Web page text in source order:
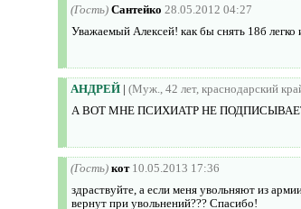
(Гость) Сантейко 28.05.2012 04:27
Уважаемый Алексей! как бы снять 18б легко
АНДРЕЙ | (Муж., 42 лет, краснодарский
А ВОТ МНЕ ПСИХИАТР НЕ
(Гость) кот 10.05.2013 17:36
здраствуйте, а если меня увольняют из
вернут при увольнений??? Спасибо!